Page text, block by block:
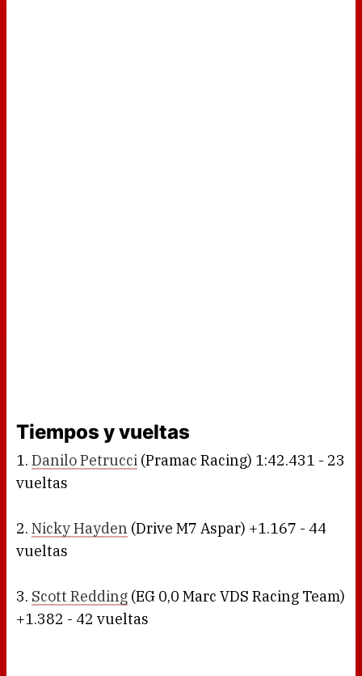
Tiempos y vueltas
1. Danilo Petrucci (Pramac Racing) 1:42.431 - 23
vueltas
2. Nicky Hayden (Drive M7 Aspar) +1.167 - 44
vueltas
3. Scott Redding (EG 0,0 Marc VDS Racing Team)
+1.382 - 42 vueltas